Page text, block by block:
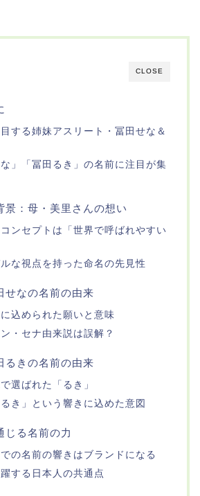
CLOSE
する姉妹アスリート・冨田せな＆
な」「冨田るき」の名前に注目が集
景：母・美里さんの想い
ンセプトは「世界で呼ばれやすい
な視点を持った命名の先見性
せなの名前の由来
に込められた願いと意味
・セナ由来説は誤解？
るきの名前の由来
選ばれた「るき」
き」という響きに込めた意図
じる名前の力
の名前の響きはブランドになる
する日本人の共通点